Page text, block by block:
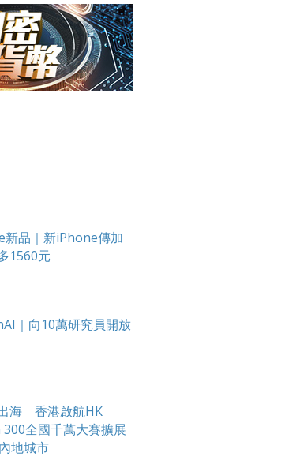
新品｜新iPhone傳加
1560元
｜向10萬研究員開放
海 香港啟航HK
300全國千萬大賽擴展
地城市